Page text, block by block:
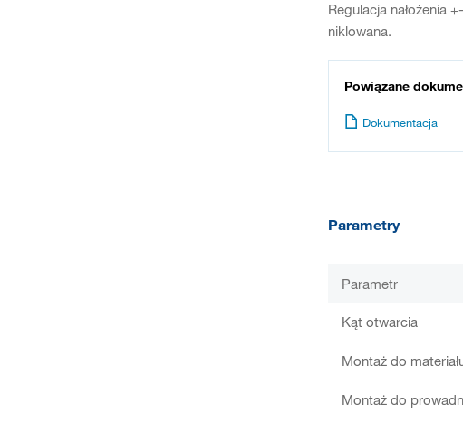
Regulacja nałożenia
niklowana.
Powiązane
Dokumentacja
Parametry
Parametr
Kąt otwarcia
Montaż do
Montaż do